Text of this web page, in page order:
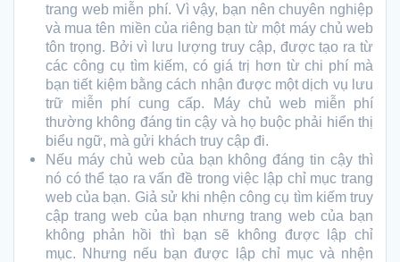
trang web miễn phí. Vì vậy, bạn nên chuyên nghiệp
và mua tên miền của riêng bạn từ một máy chủ web
tôn trọng. Bởi vì lưu lượng truy cập, được tạo ra từ
các công cụ tìm kiếm, có giá trị hơn từ chi phí mà
bạn tiết kiệm bằng cách nhận được một dịch vụ lưu
trữ miễn phí cung cấp. Máy chủ web miễn phí
thường không đáng tin cậy và họ buộc phải hiển thị
biểu ngữ, mà gửi khách truy cập đi.
Nếu máy chủ web của bạn không đáng tin cậy thì
nó có thể tạo ra vấn đề trong việc lập chỉ mục trang
web của bạn. Giả sử khi nhện công cụ tìm kiếm truy
cập trang web của bạn nhưng trang web của bạn
không phản hồi thì bạn sẽ không được lập chỉ
mục. Nhưng nếu bạn được lập chỉ mục và nhện